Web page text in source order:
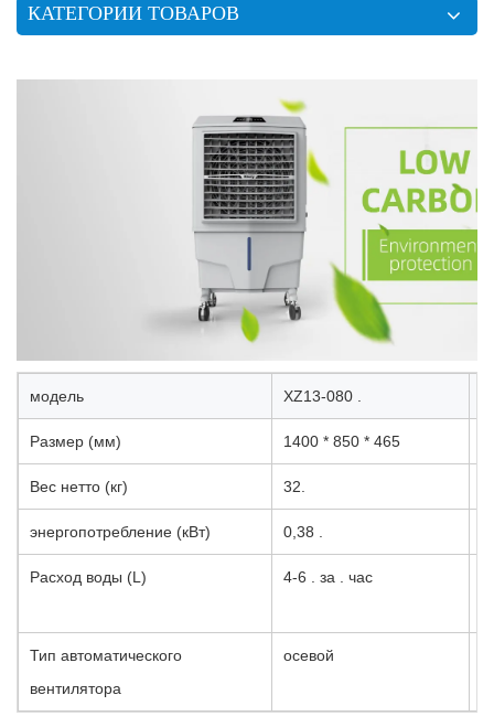
КАТЕГОРИИ ТОВАРОВ
модель XZ13-080 .
Размер (мм) 1400 * 850 * 465
Вес нетто (кг) 32.
энергопотребление (кВт) 0,38 .
Расход воды (L) 4-6 . за . час
Тип автоматического
вентилятора
осевой